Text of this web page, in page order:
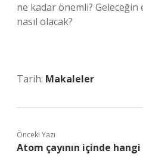
ne kadar önemli?
nasıl olacak?
Tarih: Makaleler
Önceki Yazı
Atom çayının içinde